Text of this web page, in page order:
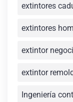
extintores
extintores
extintor
extintor
Ingeniería